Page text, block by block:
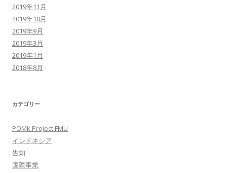
2019年11月
2019年10月
2019年9月
2019年3月
2019年1月
2018年8月
カテゴリー
POMk Project FMU
インドネシア
告知
国際事業